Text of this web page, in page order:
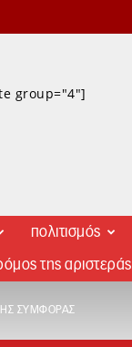
group="4"]
πολιτισμός
της αριστεράς
ΣΥΜΦΟΡΆΣ